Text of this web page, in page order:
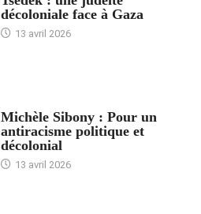
décoloniale face à Gaza
13 avril 2026
Michèle Sibony : Pour un
antiracisme politique et
décolonial
13 avril 2026